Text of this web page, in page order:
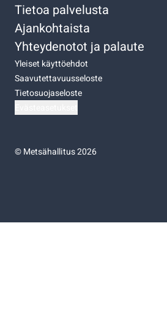
Tietoa palvelusta
Ajankohtaista
Yhteydenotot ja palaute
Yleiset käyttöehdot
Saavutettavuusseloste
Tietosuojaseloste
©Metsähallitus 2026